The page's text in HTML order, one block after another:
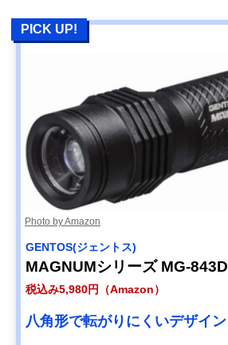
PICK UP!
Photo by Amazon
GENTOS(ジェントス)
MAGNUMシリーズ MG-843D
税込み5,980円（Amazon）
八角形で転がりにくいデザイン